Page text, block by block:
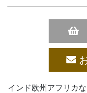
インド欧州アフリカ